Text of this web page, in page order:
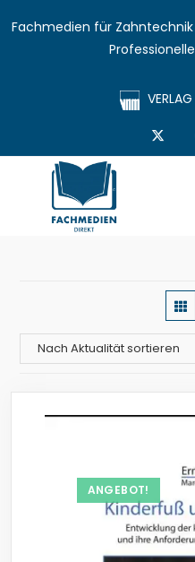
Fachmedien für
VERLAG
ANGEBOT!